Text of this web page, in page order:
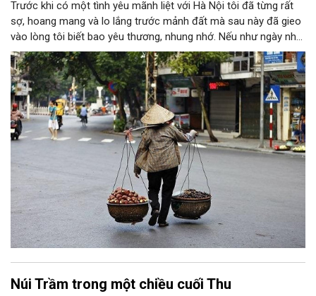
Trước khi có một tình yêu mãnh liệt với Hà Nội tôi đã từng rất
sợ, hoang mang và lo lắng trước mảnh đất mà sau này đã gieo
vào lòng tôi biết bao yêu thương, nhung nhớ. Nếu như ngày nhỏ
mỗi lần được "vinh dự" cùng bố về Thủ đô cảm xúc khi ấy của
tôi là sự háo hức, niềm vui sướng bởi khi ấy dẫu Hà Nội có đầy
sự lạ lẫm đi chăng nữa thì bên cạnh tôi vẫn luôn có bờ vai vững
chãi, bóng hình mạnh mẽ là bố bảo vệ, chở che. Hay có lần là
cô sinh viên tỉnh lẻ được đi thực tế, thăm Thủ đô thì bên cạnh
tôi vẫn có thật
Núi Trầm trong một chiều cuối Thu